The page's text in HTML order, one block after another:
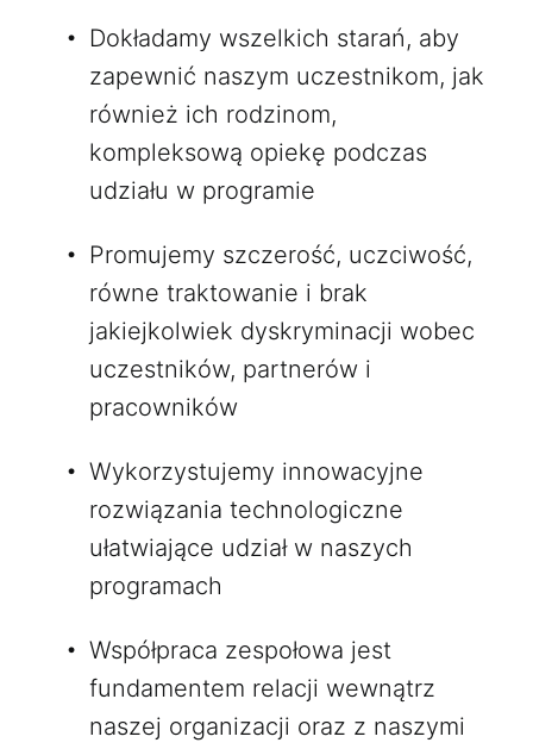
Dokładamy wszelkich starań, aby
zapewnić naszym uczestnikom, jak
również ich rodzinom,
kompleksową opiekę podczas
udziału w programie
Promujemy szczerość, uczciwość,
równe traktowanie i brak
jakiejkolwiek dyskryminacji wobec
uczestników, partnerów i
pracowników
Wykorzystujemy innowacyjne
rozwiązania technologiczne
ułatwiające udział w naszych
programach
Współpraca zespołowa jest
fundamentem relacji wewnątrz
naszej organizacji oraz z naszymi